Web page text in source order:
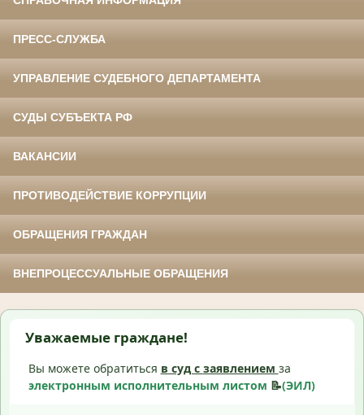
ПРЕСС-СЛУЖБА
УПРАВЛЕНИЕ СУДЕБНОГО ДЕПАРТАМЕНТА
СУДЫ СУБЪЕКТА РФ
ВАКАНСИИ
ПРОТИВОДЕЙСТВИЕ КОРРУПЦИИ
ОБРАЩЕНИЯ ГРАЖДАН
ВНЕПРОЦЕССУАЛЬНЫЕ ОБРАЩЕНИЯ
Уважаемые граждане!
Вы можете обратиться в суд с заявлением за
электронным исполнительным листом 📝(ЭИЛ)